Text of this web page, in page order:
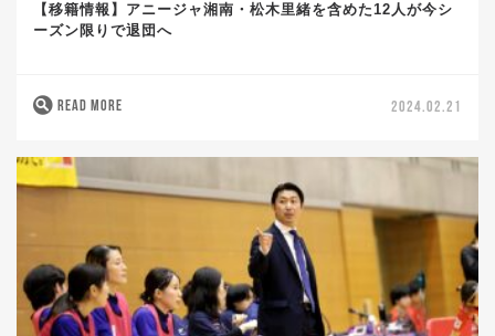
【移籍情報】アニージャ湘南・松木里緒を含めた12人が今シ
ーズン限りで退団へ
READ MORE 2024.02.21